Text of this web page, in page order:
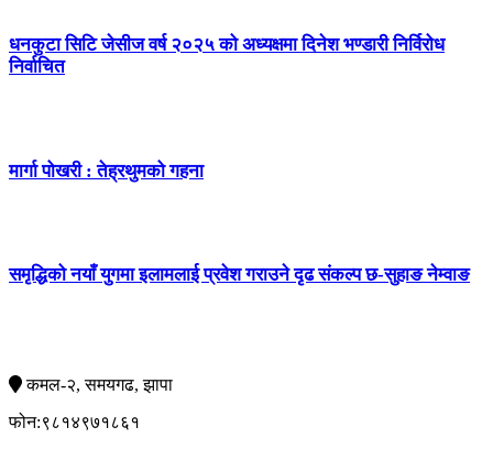
धनकुटा सिटि जेसीज वर्ष २०२५ को अध्यक्षमा दिनेश भण्डारी निर्विरोध
निर्वाचित
मार्गा पोखरी : तेह्रथुमको गहना
समृद्धिको नयाँ युगमा इलामलाई प्रवेश गराउने दृढ संकल्प छ-सुहाङ नेम्वाङ
कमल-२, समयगढ, झापा
फोन:९८१४९७१८६१